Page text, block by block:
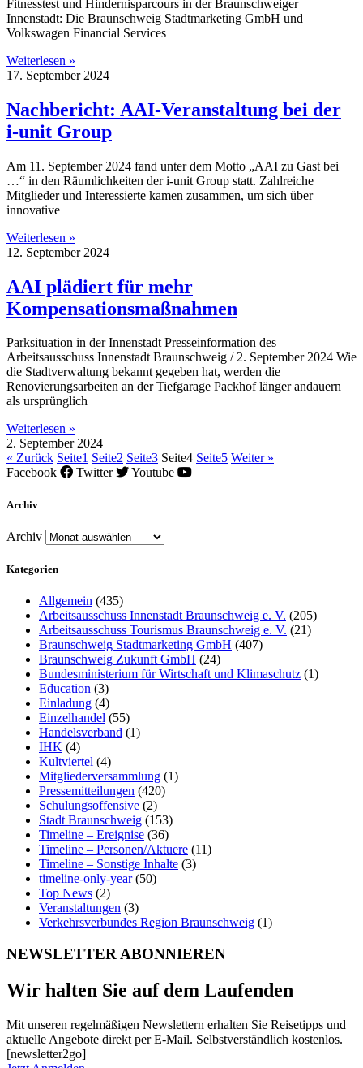
Fitnesstest und Hindernisparcours in der Braunschweiger
Innenstadt: Die Braunschweig Stadtmarketing GmbH und
Volkswagen Financial Services
Weiterlesen »
17. September 2024
Nachbericht: AAI-Veranstaltung bei der
i-unit Group
Am 11. September 2024 fand unter dem Motto „AAI zu Gast bei
…“ in den Räumlichkeiten der i-unit Group statt. Zahlreiche
Mitglieder und Interessierte kamen zusammen, um sich über
innovative
Weiterlesen »
12. September 2024
AAI plädiert für mehr
Kompensationsmaßnahmen
Parksituation in der Innenstadt Presseinformation des
Arbeitsausschuss Innenstadt Braunschweig / 2. September 2024 Wie
die Stadtverwaltung bekannt gegeben hat, werden die
Renovierungsarbeiten an der Tiefgarage Packhof länger andauern
als ursprünglich
Weiterlesen »
2. September 2024
« Zurück Seite1 Seite2 Seite3 Seite4 Seite5 Weiter »
Facebook
Twitter Youtube
Archiv
Archiv
Kategorien
Allgemein (435)
Arbeitsausschuss Innenstadt Braunschweig e. V. (205)
Arbeitsausschuss Tourismus Braunschweig e. V. (21)
Braunschweig Stadtmarketing GmbH (407)
Braunschweig Zukunft GmbH (24)
Bundesministerium für Wirtschaft und Klimaschutz (1)
Education (3)
Einladung (4)
Einzelhandel (55)
Handelsverband (1)
IHK (4)
Kultviertel (4)
Mitgliederversammlung (1)
Pressemitteilungen (420)
Schulungsoffensive (2)
Stadt Braunschweig (153)
Timeline – Ereignise (36)
Timeline – Personen/Aktuere (11)
Timeline – Sonstige Inhalte (3)
timeline-only-year(50)
Top News (2)
Veranstaltungen (3)
Verkehrsverbundes Region Braunschweig (1)
NEWSLETTER ABONNIEREN
Wir halten Sie auf dem Laufenden
Mit unseren regelmäßigen Newslettern erhalten Sie Reisetipps und
aktuelle Angebote direkt per E-Mail. Selbstverständlich kostenlos.
[newsletter2go]